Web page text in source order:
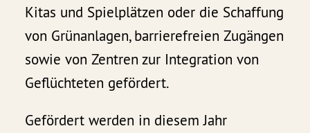
Kitas und Spielplätzen oder die Schaffung
von Grünanlagen, barrierefreien Zugängen
sowie von Zentren zur Integration von
Geflüchteten gefördert.
Gefördert werden in diesem Jahr